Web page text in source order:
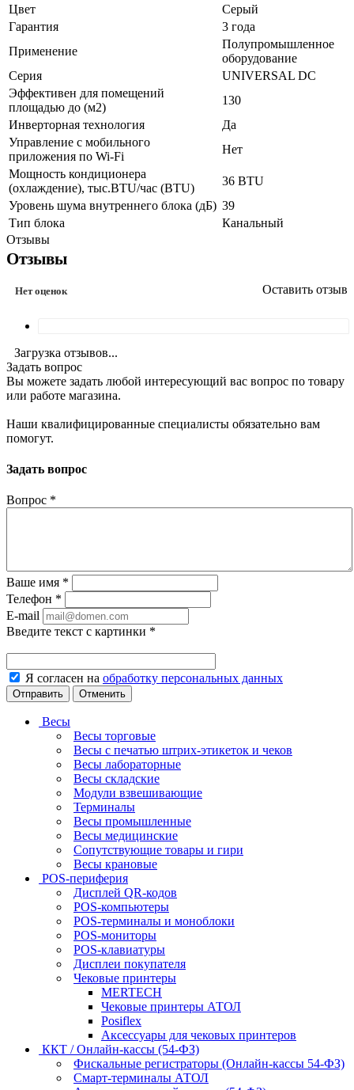
Цвет
Серый
Гарантия
3 года
Применение
Полупромышленное
оборудование
Серия
UNIVERSAL DC
Эффективен для помещений
площадью до (м2)
130
Инверторная технология
Да
Управление c мобильного
приложения по Wi-Fi
Нет
Мощность кондиционера
(охлаждение), тыс.BTU/час (BTU)
36 BTU
Уровень шума внутреннего блока (дБ) 39
Тип блока
Канальный
Отзывы
Отзывы
Нет оценок Оставить отзыв
Загрузка отзывов...
Задать вопрос
Вы можете задать любой интересующий вас вопрос по товару
или работе магазина.
Наши квалифицированные специалисты обязательно вам
помогут.
Задать вопрос
Вопрос *
Ваше имя *
Телефон *
E-mail
Введите текст с картинки *
Я согласен на обработку персональных данных
Отменить
Весы
Весы торговые
Весы с печатью штрих-этикеток и чеков
Весы лабораторные
Весы складские
Модули взвешивающие
Терминалы
Весы промышленные
Весы медицинские
Сопутствующие товары и гири
Весы крановые
POS-периферия
Дисплей QR-кодов
POS-компьютеры
POS-терминалы и моноблоки
POS-мониторы
POS-клавиатуры
Дисплеи покупателя
Чековые принтеры
MERTECH
Чековые принтеры АТОЛ
Posiflex
Аксессуары для чековых принтеров
ККТ / Онлайн-кассы (54-ФЗ)
Фискальные регистраторы (Онлайн-кассы 54-ФЗ)
Смарт-терминалы АТОЛ